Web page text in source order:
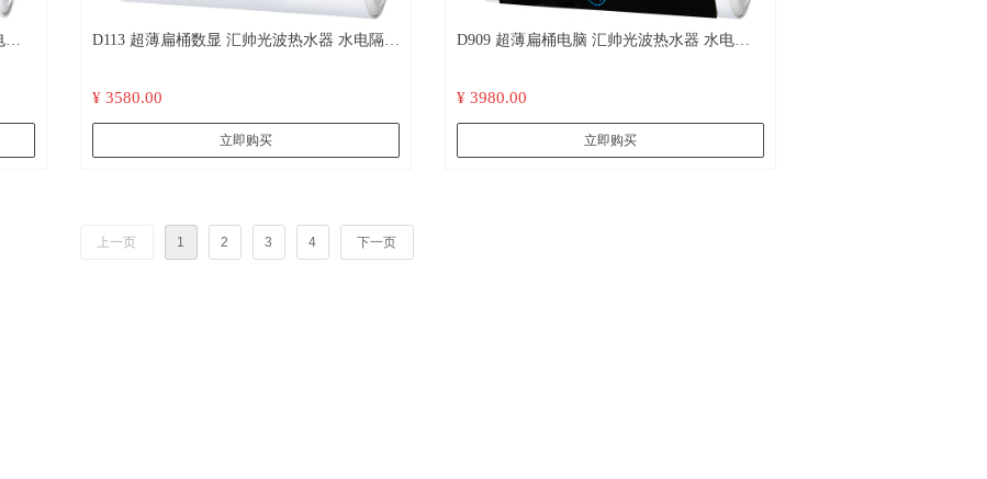
D113 超薄扁桶数显 汇帅光波热水器 水电隔离
¥ 3580.00
立即购买
D909 超薄扁桶电脑 汇帅光波热水器 水电隔
¥ 3980.00
立即购买
上一页 1 2 3 4 下一页